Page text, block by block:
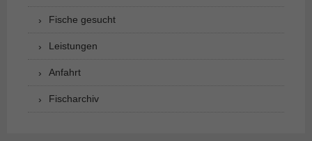
Fische gesucht
Leistungen
Anfahrt
Fischarchiv